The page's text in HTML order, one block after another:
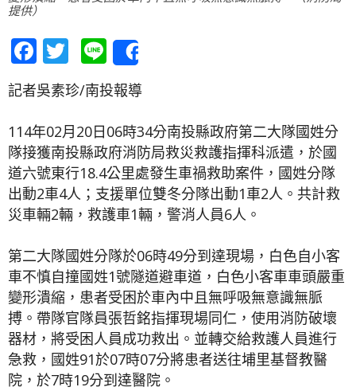
提供）
Facebook
Twitter
Line
記者吳素珍/南投報導
114年02月20日06時34分南投縣政府第二大隊國姓分
隊接獲南投縣政府消防局救災救護指揮科派遣，於國
道六號東行18.4公里處發生車禍救助案件，國姓分隊
出動2車4人；支援單位雙冬分隊出動1車2人。共計救
災車輛2輛，救護車1輛，警消人員6人。
第二大隊國姓分隊於06時49分到達現場，白色自小客
車不慎自撞國姓1號隧道避車道，白色小客車車頭嚴重
變形潰縮，患者受困於車內中且無呼吸無意識無脈
搏。帶隊官隊員張哲銘指揮現場同仁，使用消防破壞
器材，將受困人員成功救出。並轉交給救護人員進行
急救，國姓91於07時07分將患者送往埔里基督教醫
院，於7時19分到達醫院。